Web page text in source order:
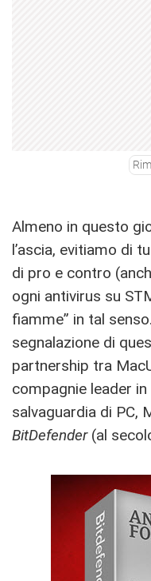
Almeno in questo
l’ascia, evitiamo di
di pro e contro
ogni antivirus su
fiamme” in tal
segnalazione di
partnership tra
compagnie leader
salvaguardia di PC,
BitDefender(al